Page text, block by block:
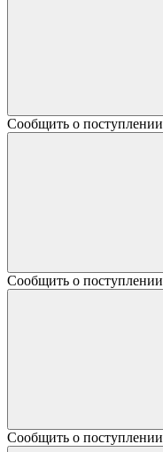
Сообщить о поступлении
Сообщить о поступлении
Сообщить о поступлении